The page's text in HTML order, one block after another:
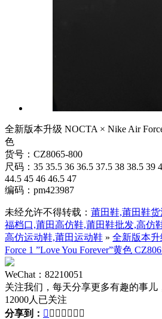
全新版本升级 NOCTA × Nike Air
色
货号：CZ8065-800
尺码：35 35.5 36 36.5 37.5 38 38.5 39
44.5 45 46 46.5 47
编码：pm423987
未经允许不得转载： 莆田鞋,莆田鞋
福档口,莆田高仿鞋,莆田鞋批发,高仿
高仿运动鞋,莆田运动鞋 » 全新版本
Force 1 ”Love You Forever”黄色
WeChat：82210051
关注我们，每天分享更多有趣的事儿
12000人已关注
分享到：       